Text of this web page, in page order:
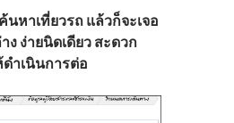
หาเที่ยวรถ แล้วก็จะเจอ
ง่ายนิดเดียว สะดวก
ดำเนินการต่อ